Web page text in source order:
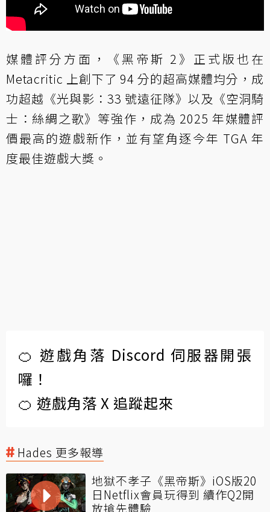
媒體評分方面，《黑帝斯 2》正式版也在
Metacritic 上創下了 94 分的超高媒體均分，成
功超越《光與影：33 號遠征隊》以及《空洞騎
士：絲綢之歌》等強作，成為 2025 年媒體評
價最高的遊戲新作，並有望角逐今年 TGA 年
度最佳遊戲大獎。
🍊 遊戲角落 Discord 伺服器開張
囉！
🍊 遊戲角落 X 追蹤起來
Hades 更多報導
地獄不孝子《黑帝斯》iOS版20
日Netflix會員玩得到 續作Q2開
放搶先體驗